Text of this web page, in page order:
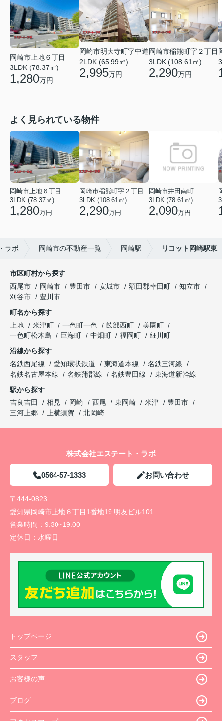
岡崎市上地６丁目
3LDK (78.37㎡)
1,280万円
岡崎市明大寺町字中道
2LDK (65.99㎡)
2,995万円
岡崎市稲熊町字２丁目
3LDK (108.61㎡)
2,290万円
よく見られている物件
岡崎市上地６丁目
3LDK (78.37㎡)
1,280万円
岡崎市稲熊町字２丁目
3LDK (108.61㎡)
2,290万円
岡崎市井田南町
3LDK (78.61㎡)
2,090万円
ラボ 岡崎市の不動産一覧 岡崎駅 リコット岡崎駅東
市区町村から探す
西尾市
岡崎市 豊田市 安城市 額田郡幸田町
知立市
刈谷市
豊川市
町名から探す
上地
米津町 一色町一色 畝部西町
美園町
一色町松木島
巨海町 中畑町 福岡町
細川町
沿線から探す
名鉄西尾線
愛知環状鉄道 東海道本線
名鉄三河線
名鉄名古屋本線
名鉄蒲郡線 名鉄豊田線
東海道新幹線
駅から探す
吉良吉田
相見 岡崎 西尾 東岡崎 米津
豊田市
三河上郷
上横須賀 北岡崎
株式会社エステート・ラボ
0564-57-1333 お問い合わせ
〒444-0823
愛知県岡崎市上地６丁目1番地19 明友ビル101
営業時間： 9:30~19:00
定休日： 水曜日
トップページ
スタッフ
お客様の声
ブログ